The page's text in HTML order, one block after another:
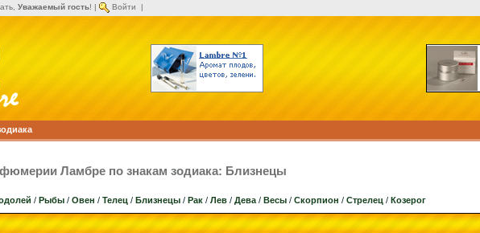
Уважаемый гость! | Войти |
Ламбре по знакам зодиака: Близнецы
/ Рыбы / Овен / Телец / Близнецы / Рак / Лев / Дева / Весы / Скорпион / Стрелец / Козерог